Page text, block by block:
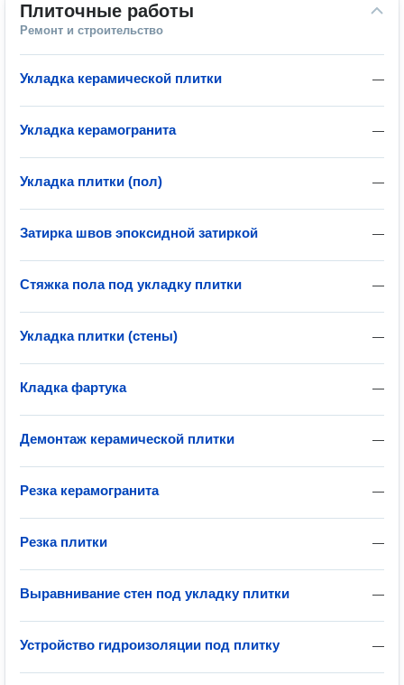
Плиточные работы
Ремонт и строительство
—
Укладка керамической плитки
—
Укладка керамогранита
—
Укладка плитки (пол)
—
Затирка швов эпоксидной затиркой
—
Стяжка пола под укладку плитки
—
Укладка плитки (стены)
—
Кладка фартука
—
Демонтаж керамической плитки
—
Резка керамогранита
—
Резка плитки
—
Выравнивание стен под укладку плитки
—
Устройство гидроизоляции под плитку